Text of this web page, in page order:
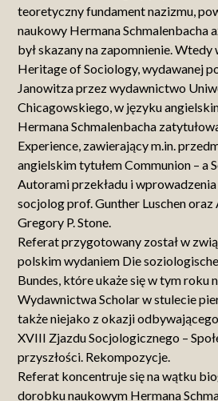
teoretyczny fundament nazizmu,
naukowy Hermana Schmalenbacha
był skazany na zapomnienie.
Heritage of Sociology, wydawanej
Janowitza przez wydawnictwo
Chicagowskiego, w języku
Hermana Schmalenbacha
Experience, zawierający m.in.
angielskim tytułem Communion – a
Autorami przekładu i
socjolog prof. Gunther Luschen
Gregory P. Stone.
Referat przygotowany został w
polskim wydaniem Die
Bundes, które ukaże się w tym roku
Wydawnictwa Scholar w stulecie
także niejako z okazji
XVIII Zjazdu Socjologicznego –
przyszłości. Rekompozycje.
Referat koncentruje się na wątku
dorobku naukowym Hermana